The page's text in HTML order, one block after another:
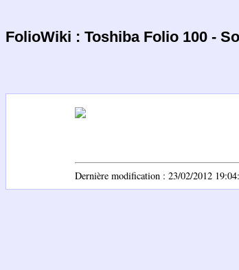
FolioWiki : Toshiba Folio 100 -
Dernière modification : 23/02/2012